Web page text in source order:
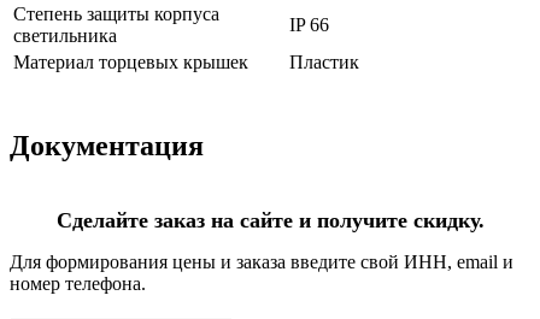
Степень защиты корпуса
светильника
IP 66
Материал торцевых крышек
Пластик
Документация
Сделайте заказ на сайте и получите скидку.
Для формирования цены и заказа введите свой ИНН, email и
номер телефона.